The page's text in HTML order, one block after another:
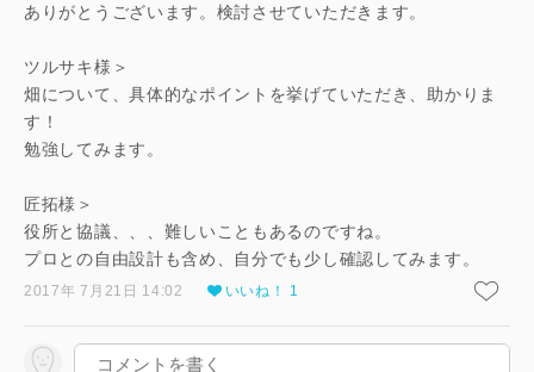
ありがとうございます。検討させていただきます。
ツルサキ様＞
畑について、具体的なポイントを挙げていただき、助かりま
す！
勉強してみます。
匠拓様＞
役所と協議、、、難しいこともあるのですね。
プロとの自由設計も含め、自分でも少し確認してみます。
2017年 7月21日 14:02 いいね！ 1